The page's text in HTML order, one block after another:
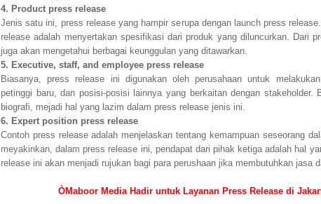
4. Product press release
Jenis satu ini, press release yang hampir serupa dengan launch press
release adalah menyertakan spesifikasi dari produk yang diluncurkan. Dari
juga akan mengetahui berbagai keunggulan yang ditawarkan.
5. Executive, staff, and employee press release
Biasanya, press release ini digunakan oleh perusahaan untuk
petinggi baru, dan posisi-posisi lainnya yang berkaitan dengan stakeholder.
biografi, mejadi hal yang lazim dalam press release jenis ini.
6. Expert position press release
Contoh press release adalah menjelaskan tentang kemampuan seseorang
meyakinkan, dalam press release ini, pendapat dari pihak ketiga adalah hal
release ini akan menjadi rujukan bagi para perushaan jika membutuhkan jasa
ÒMaboor Media Hadir untuk Layanan Press Release di